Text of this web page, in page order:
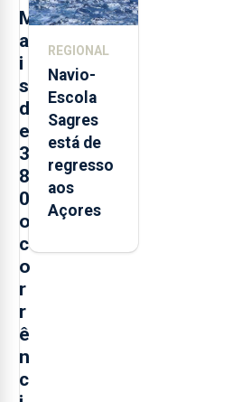
M
a
i
s
d
e
3
8
0
o
c
o
r
r
ê
n
c
postos de
REGIONAL
Navio-
Escola
Sagres
está de
regresso
aos
Açores